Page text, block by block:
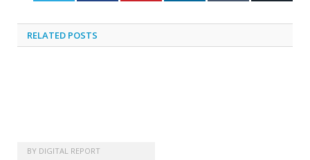
RELATED POSTS
BY DIGITAL REPORT